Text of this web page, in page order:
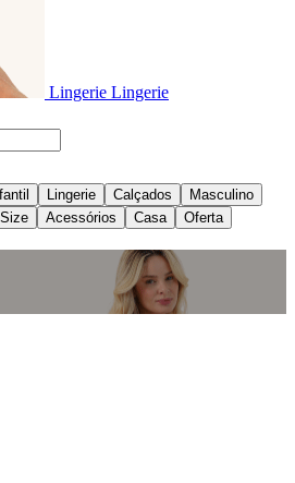
Lingerie Lingerie
Lingerie Calçados
Masculino
Acessórios Casa Oferta